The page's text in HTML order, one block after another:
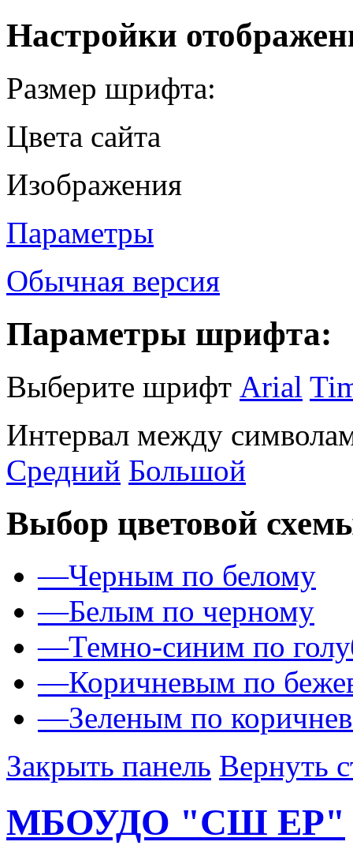
Настройки
Размер шрифта:
Цвета сайта
Изображения
Параметры
Обычная версия
Параметры шрифта:
Выберите шрифт Arial
Интервал между
Средний Большой
Выбор цветовой
—Черным по белому
—Белым по черному
—Темно-синим по
—Коричневым по
—Зеленым по
Закрыть панель Вернуть
МБОУДО "СШ ЕР"